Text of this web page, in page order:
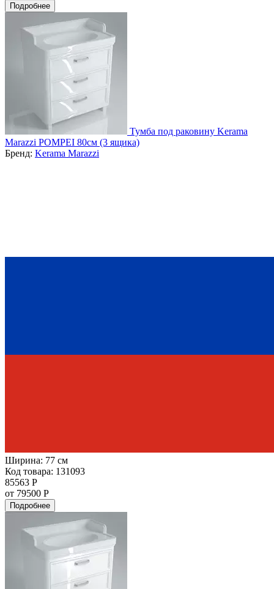
Подробнее
Тумба под раковину Kerama
Marazzi POMPEI 80см (3 ящика)
Бренд: Kerama Marazzi
Ширина: 77 см
Код товара: 131093
85563 Р
от 79500 Р
Подробнее